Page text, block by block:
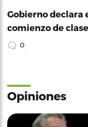
Gobierno declara
comienzo de
0
Opiniones